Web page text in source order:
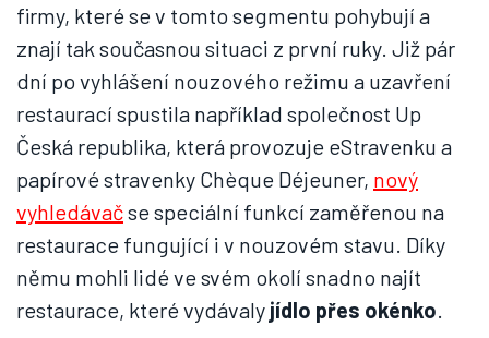
firmy, které se v tomto segmentu pohybují a
znají tak současnou situaci z první ruky. Již pár
dní po vyhlášení nouzového režimu a uzavření
restaurací spustila například společnost Up
Česká republika, která provozuje eStravenku a
papírové stravenky Chèque Déjeuner, nový
vyhledávačse speciální funkcí zaměřenou na
restaurace fungující i v nouzovém stavu. Díky
němu mohli lidé ve svém okolí snadno najít
restaurace, které vydávaly jídlo přes okénko.